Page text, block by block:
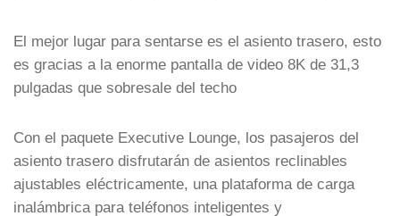
El mejor lugar para sentarse es el asiento trasero, esto
es gracias a la enorme pantalla de video 8K de 31,3
pulgadas que sobresale del techo
Con el paquete Executive Lounge, los pasajeros del
asiento trasero disfrutarán de asientos reclinables
ajustables eléctricamente, una plataforma de carga
inalámbrica para teléfonos inteligentes y